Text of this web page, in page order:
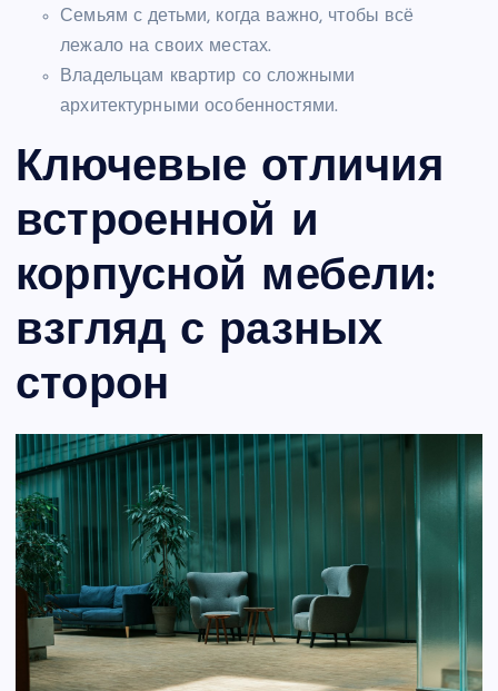
Семьям с детьми, когда важно, чтобы всё
лежало на своих местах.
Владельцам квартир со сложными
архитектурными особенностями.
Ключевые отличия
встроенной и
корпусной мебели:
взгляд с разных
сторон